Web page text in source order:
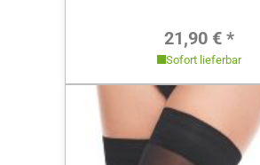
21,90 € *
Sofort lieferbar